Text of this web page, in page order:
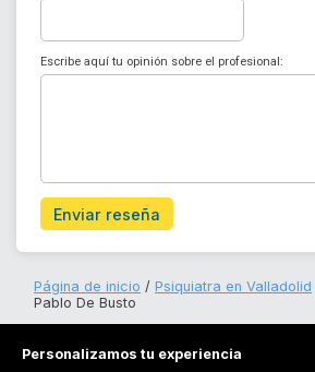
Escribe aquí tu opinión sobre el profesional:
Enviar reseña
Página de inicio Psiquiatra en Valladolid
Pablo De Busto
Personalizamos tu experiencia